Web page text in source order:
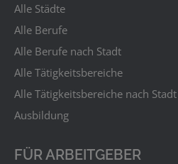
Alle Städte
Alle Berufe
Alle Berufe nach Stadt
Alle Tätigkeitsbereiche
Alle Tätigkeitsbereiche nach Stadt
Ausbildung
FÜR ARBEITGEBER